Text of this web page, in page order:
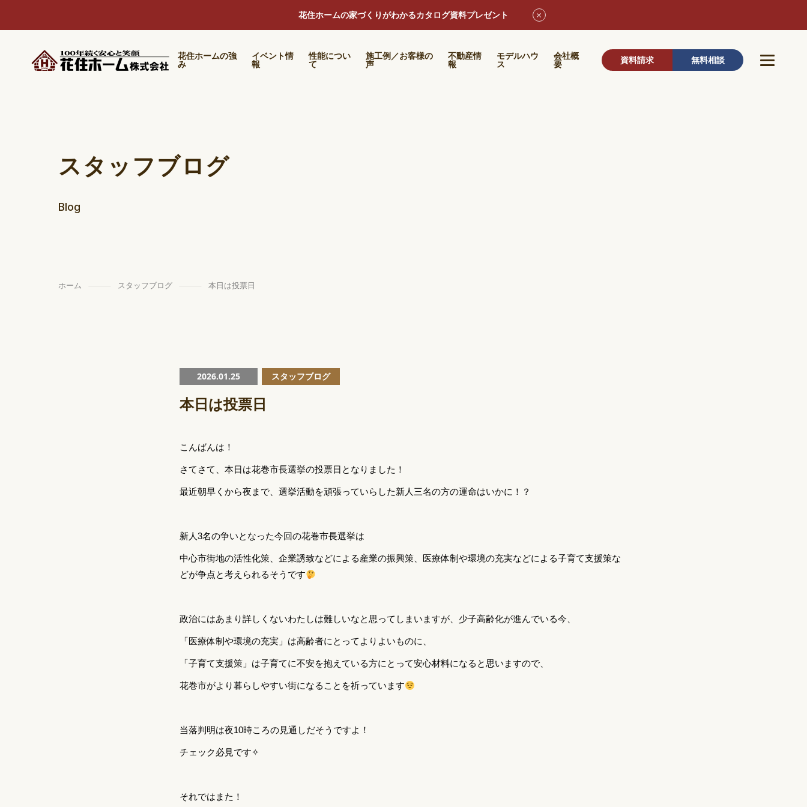
花住ホームの家づくりがわかるカタログ資料プレゼント
花住ホームの強
み
イベント情
報
性能につい
て
施工例／お客様の
声
不動産情
報
モデルハウ
ス
会社概
要 資料請求 無料相談
スタッフブログ
Blog
ホーム スタッフブログ 本日は投票日
2026.01.25 スタッフブログ
本日は投票日
こんばんは！
さてさて、本日は花巻市長選挙の投票日となりました！
最近朝早くから夜まで、選挙活動を頑張っていらした新人三名の方の運命はいかに！？
新人3名の争いとなった今回の花巻市長選挙は
中心市街地の活性化策、企業誘致などによる産業の振興策、医療体制や環境の充実などによる子育て支援策な
どが争点と考えられるそうです
政治にはあまり詳しくないわたしは難しいなと思ってしまいますが、少子高齢化が進んでいる今、
「医療体制や環境の充実」は高齢者にとってよりよいものに、
「子育て支援策」は子育てに不安を抱えている方にとって安心材料になると思いますので、
花巻市がより暮らしやすい街になることを祈っています
当落判明は夜10時ころの見通しだそうですよ！
チェック必見です✧
それではまた！